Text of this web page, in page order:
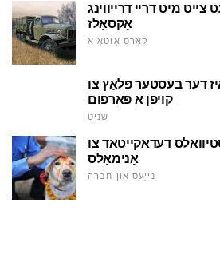
צייַט מיט דרייַ דרייווינג
אַקסאַלז
קאַרס אַוטאָ א
דער בעסטער פּלאַץ צו
קויפן אַ פּאַרפום
שניט
דעדאַקייטאַד צו
אַנימאַלס
נייַעס און חברה